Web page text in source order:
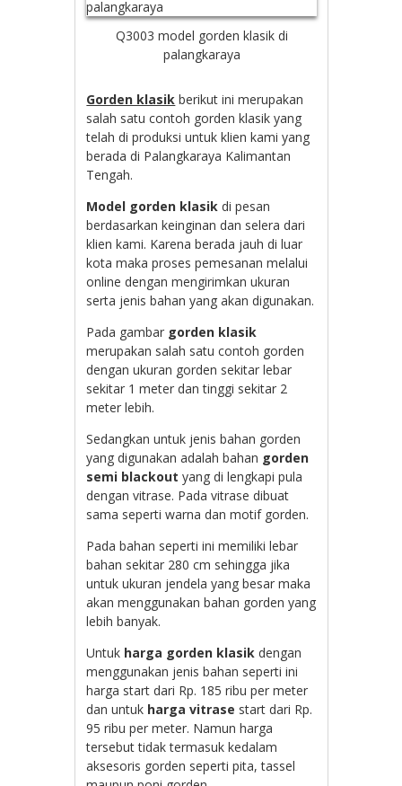
Q3003 model gorden klasik di
palangkaraya
Gorden klasik berikut ini merupakan
salah satu contoh gorden klasik yang
telah di produksi untuk klien kami yang
berada di Palangkaraya Kalimantan
Tengah.
Model gorden klasik di pesan
berdasarkan keinginan dan selera dari
klien kami. Karena berada jauh di luar
kota maka proses pemesanan melalui
online dengan mengirimkan ukuran
serta jenis bahan yang akan digunakan.
Pada gambar gorden klasik
merupakan salah satu contoh gorden
dengan ukuran gorden sekitar lebar
sekitar 1 meter dan tinggi sekitar 2
meter lebih.
Sedangkan untuk jenis bahan gorden
yang digunakan adalah bahan gorden
semi blackout yang di lengkapi pula
dengan vitrase. Pada vitrase dibuat
sama seperti warna dan motif gorden.
Pada bahan seperti ini memiliki lebar
bahan sekitar 280 cm sehingga jika
untuk ukuran jendela yang besar maka
akan menggunakan bahan gorden yang
lebih banyak.
Untuk harga gorden klasik dengan
menggunakan jenis bahan seperti ini
harga start dari Rp. 185 ribu per meter
dan untuk harga vitrase start dari Rp.
95 ribu per meter. Namun harga
tersebut tidak termasuk kedalam
aksesoris gorden seperti pita, tassel